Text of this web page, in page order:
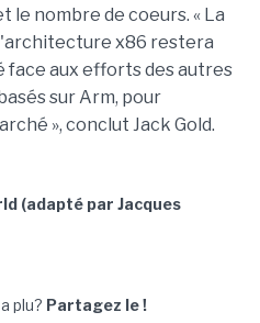
nombre de coeurs. « La
x86 restera
face aux efforts des autres
sur Arm, pour
», conclut Jack Gold.
(adapté par Jacques
plu? Partagez le !